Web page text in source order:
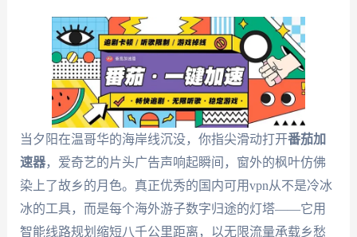
当夕阳在温哥华的海岸线沉没，你指尖滑动打开番茄加
速器，爱奇艺的片头广告声响起瞬间，窗外的枫叶仿佛
染上了故乡的月色。真正优秀的国内可用vpn从不是冷冰
冰的工具，而是每个海外游子数字归途的灯塔——它用
智能线路规划缩短八千公里距离，以无限流量承载乡愁